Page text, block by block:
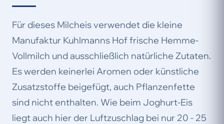
Für dieses Milcheis verwendet die kleine
Manufaktur Kuhlmanns Hof frische Hemme-
Vollmilch und ausschließlich natürliche Zutaten.
Es werden keinerlei Aromen oder künstliche
Zusatzstoffe beigefügt, auch Pflanzenfette
sind nicht enthalten. Wie beim Joghurt-Eis
liegt auch hier der Luftzuschlag bei nur 20 - 25